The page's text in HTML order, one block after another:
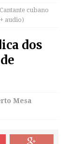
Cantante cubano
audio)
dos
Mesa